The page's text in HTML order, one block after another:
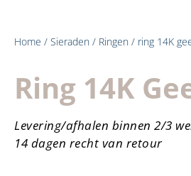
Home / Sieraden / Ringen / ring 14K
Ring 14K
Levering/afhalen binnen 2/3
14 dagen recht van retour